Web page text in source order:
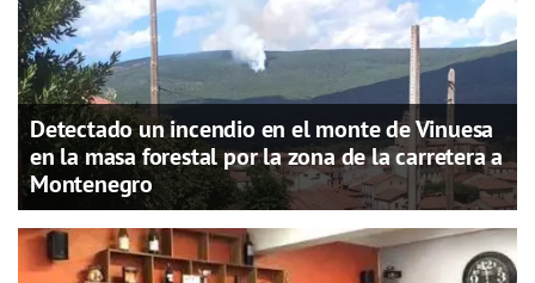
Detectado un incendio en el monte de Vinuesa
en la masa forestal por la zona de la carretera a
Montenegro